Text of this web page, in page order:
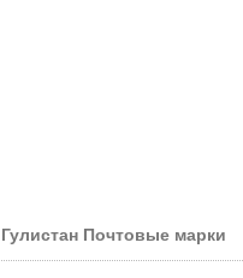
Почтовые марки